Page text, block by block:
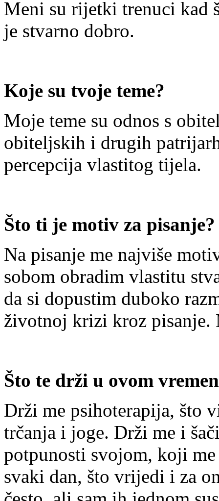
Meni su rijetki trenuci kad
je stvarno dobro.
Koje su tvoje teme?
Moje teme su odnos s
obiteljskih i drugih
percepcija vlastitog tijela.
Što ti je motiv za pisanje?
Na pisanje me najviše
sobom obradim vlastitu
da si dopustim duboko
životnoj krizi kroz
Što te drži u ovom
Drži me psihoterapija, što
trčanja i joge. Drži me i
potpunosti svojom, koji
svaki dan, što vrijedi i za